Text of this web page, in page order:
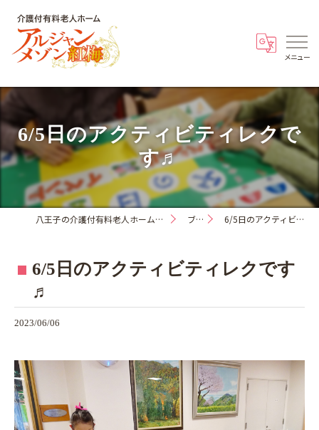
6/5日のアクティビティレクで
す♬
八王子の介護付有料老人ホーム・アルジャンメゾン紅梅 ブログ 6/5日のアクティビティレクです♬
6/5日のアクティビティレクです
♬
2023/06/06